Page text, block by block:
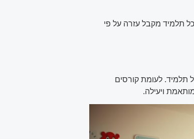
תלמיד מקבל עזרה על פי
תלמיד. לעומת קורסים
ויעילה.